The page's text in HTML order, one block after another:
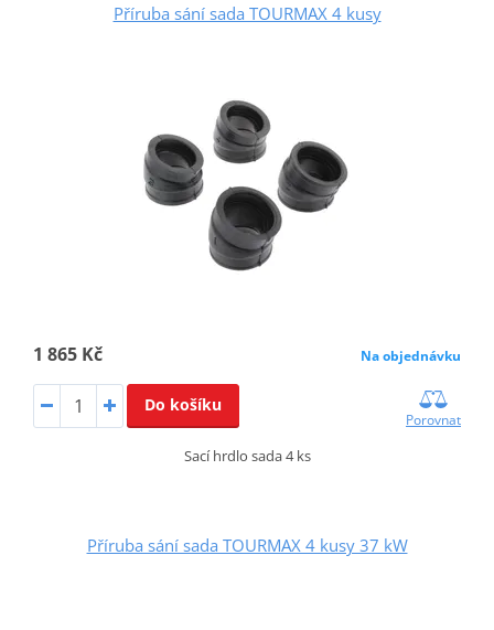
Příruba sání sada TOURMAX 4 kusy
1 865 Kč Na objednávku
Do košíku
Porovnat
Sací hrdlo sada 4 ks
Příruba sání sada TOURMAX 4 kusy 37 kW